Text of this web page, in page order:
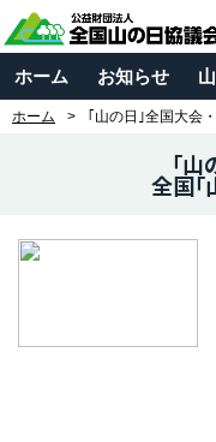
ホーム お知らせ
ホーム ｢山の日｣全国大会
｢山
全国｢